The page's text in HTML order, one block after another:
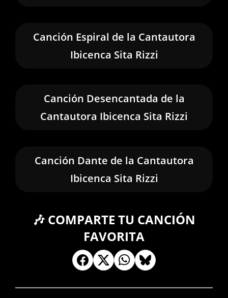
Canción Espiral de la Cantautora
Ibicenca Sita Rizzi
Canción Desencantada de la
Cantautora Ibicenca Sita Rizzi
Canción Dante de la Cantautora
Ibicenca Sita Rizzi
🎶 COMPARTE TU CANCIÓN
FAVORITA